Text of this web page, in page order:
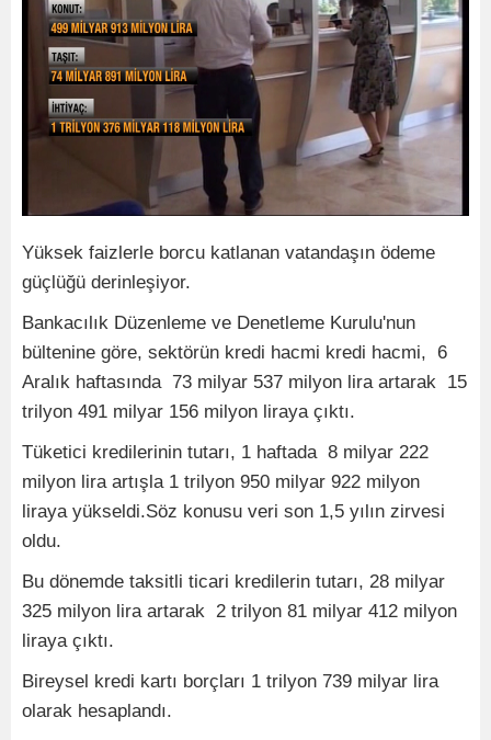
Yüksek faizlerle borcu katlanan vatandaşın ödeme
güçlüğü derinleşiyor.
Bankacılık Düzenleme ve Denetleme Kurulu'nun
bültenine göre, sektörün kredi hacmi kredi hacmi, 6
Aralık haftasında 73 milyar 537 milyon lira artarak 15
trilyon 491 milyar 156 milyon liraya çıktı.
Tüketici kredilerinin tutarı, 1 haftada 8 milyar 222
milyon lira artışla 1 trilyon 950 milyar 922 milyon
liraya yükseldi.Söz konusu veri son 1,5 yılın zirvesi
oldu.
Bu dönemde taksitli ticari kredilerin tutarı, 28 milyar
325 milyon lira artarak 2 trilyon 81 milyar 412 milyon
liraya çıktı.
Bireysel kredi kartı borçları 1 trilyon 739 milyar lira
olarak hesaplandı.